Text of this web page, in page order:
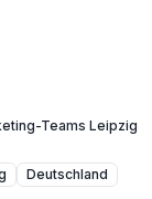
Teams Leipzig
Deutschland